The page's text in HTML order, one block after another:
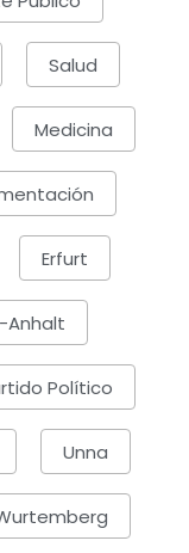
Salud
Medicina
Erfurt
Anhalt
Político
Unna